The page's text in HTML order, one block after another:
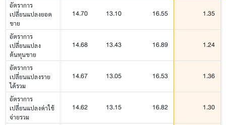
อัตราการ
เปลี่ยนแปลงยอด
ขาย
14.70 13.10 16.55 1.35
อัตราการ
เปลี่ยนแปลง
ต้นทุนขาย
14.68 13.43 16.89 1.24
อัตราการ
เปลี่ยนแปลงราย
ได้รวม
14.67 13.05 16.53 1.36
อัตราการ
เปลี่ยนแปลงค่าใช้
จ่ายรวม
14.62 13.15 16.82 1.30